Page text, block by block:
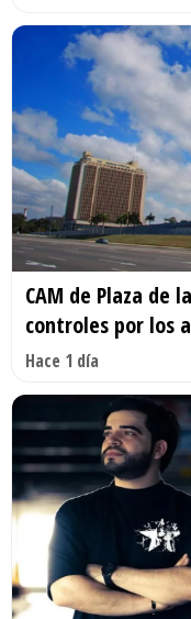
CAM de Plaza de
controles por los
Hace 1 día